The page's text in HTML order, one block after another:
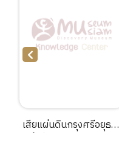
เสียแผ่นดินกรุงศรีอยุธยา